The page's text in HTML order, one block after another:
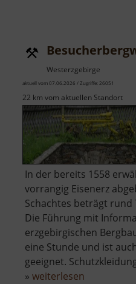
Westerzgebirge
aktuell vom 07.06.2026 / Zugriffe: 26051
22 km vom aktuellen Standort
In der bereits 1558
vorrangig Eisenerz
Schachtes beträgt rund
Die Führung mit
erzgebirgischen
eine Stunde und ist
geeignet.
» weiterlesen